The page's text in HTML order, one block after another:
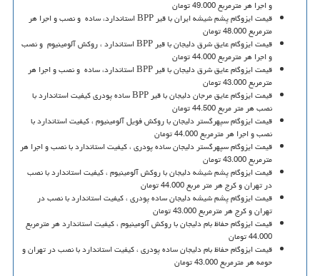
و اجرا هر مترمربع 49.000 تومان
قیمت ایزوگام پشم شیشه ایران با قیر BPPاستاندارد، ساده و نصب و اجرا هر
مترمربع 48.000 تومان
قیمت ایزوگام عایق شرق دلیجان با قیر BPPاستاندارد ، روکش آلومینیوم و نصب
و اجرا هر مترمربع 44.000 تومان
قیمت ایزوگام عایق شرق دلیجان با قیر BPPاستاندارد، ساده و نصب و اجرا هر
مترمربع 43.000 تومان
قیمت ایزوگام عایق مرجان دلیجان با قیر BPPساده پودری کیفیت استاندارد با
نصب هر متر مربع 44.500 تومان
قیمت ایزوگام سپهرگستر دلیجان با روکش فویل آلومینیوم ، کیفیت استاندارد با
نصب و اجرا هر مترمربع 44.000 تومان
قیمت ایزوگام سپهرگستر دلیجان ساده پودری ، کیفیت استاندارد با نصب و اجرا هر
مترمربع 43.000 تومان
قیمت ایزوگام پشم شیشه دلیجان با روکش آلومینیوم ، کیفیت استاندارد با نصب
در تهران و کرج هر متر مربع 44.000 تومان
قیمت ایزوگام پشم شیشه دلیجان ساده پودری ، کیفیت استاندارد با نصب در
تهران و کرج هر مترمربع 43.000 تومان
قیمت ایزوگام حفاظ بام دلیجان با روکش آلومینیوم ، کیفیت استاندارد هر مترمربع
44.000 تومان
قیمت ایزوگام حفاظ بام دلیجان ساده پودری ، کیفیت استاندارد با نصب در تهران و
حومه هر مترمربع 43.000 تومان